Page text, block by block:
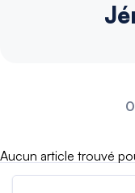
Aucun article trouvé